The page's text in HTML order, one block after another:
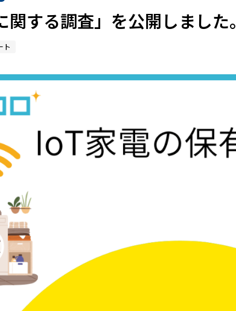
関する調査」を公開しました。
ト